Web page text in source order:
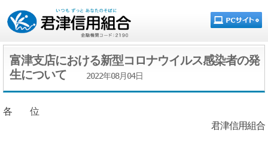
富津支店における新型コロナウイルス感染者の発
生について
2022年08月04日
各 位
君津信用組合